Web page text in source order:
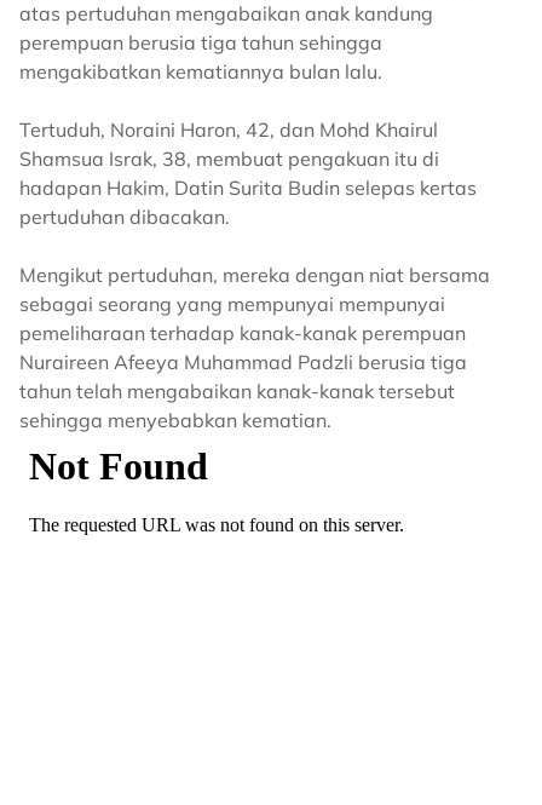
atas pertuduhan mengabaikan anak kandung
perempuan berusia tiga tahun sehingga
mengakibatkan kematiannya bulan lalu.
Tertuduh, Noraini Haron, 42, dan Mohd Khairul
Shamsua Israk, 38, membuat pengakuan itu di
hadapan Hakim, Datin Surita Budin selepas kertas
pertuduhan dibacakan.
Mengikut pertuduhan, mereka dengan niat bersama
sebagai seorang yang mempunyai mempunyai
pemeliharaan terhadap kanak-kanak perempuan
Nuraireen Afeeya Muhammad Padzli berusia tiga
tahun telah mengabaikan kanak-kanak tersebut
sehingga menyebabkan kematian.